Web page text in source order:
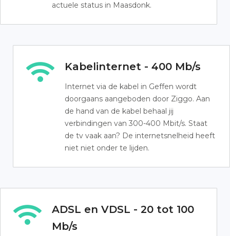
actuele status in Maasdonk.
Kabelinternet - 400 Mb/s
Internet via de kabel in Geffen wordt
doorgaans aangeboden door Ziggo. Aan
de hand van de kabel behaal jij
verbindingen van 300-400 Mbit/s. Staat
de tv vaak aan? De internetsnelheid heeft
niet niet onder te lijden.
ADSL en VDSL - 20 tot 100
Mb/s